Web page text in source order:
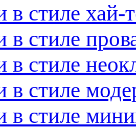
в стиле хай-
в стиле
в стиле
в стиле
в стиле